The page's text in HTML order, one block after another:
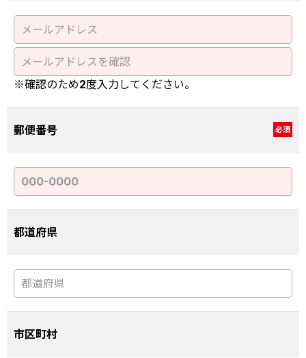
※確認のため2度入力してください。
郵便番号 必須
都道府県
市区町村